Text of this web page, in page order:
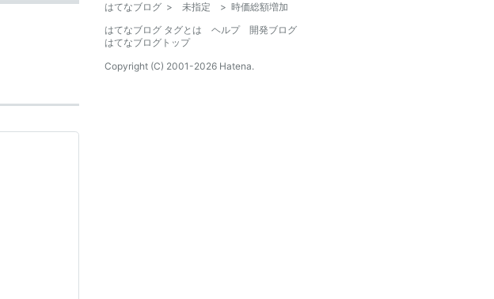
はてなブログ > 未指定 > 時価総額増加
はてなブログ タグとは
ヘルプ
開発ブログ
はてなブログトップ
Copyright (C) 2001-2026 Hatena.